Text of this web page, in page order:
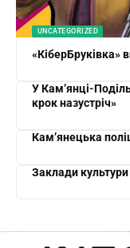
UNCATEGORIZED
«КіберБруківка»
У Кам’янці-
крок назустріч»
Кам’янецька
Заклади культури